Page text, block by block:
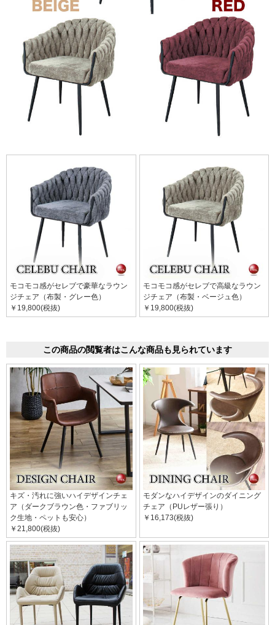
モコモコ感がセレブで豪華なラウン
ジチェア（布製・グレー色）
￥19,800(税抜)
モコモコ感がセレブで高級なラウン
ジチェア（布製・ベージュ色）
￥19,800(税抜)
この商品の閲覧者はこんな商品も見られています
キズ・汚れに強いハイデザインチェ
ア（ダークブラウン色・ファブリッ
ク生地・ペットも安心）
￥21,800(税抜)
モダンなハイデザインのダイニング
チェア（PUレザー張り）
￥16,173(税抜)